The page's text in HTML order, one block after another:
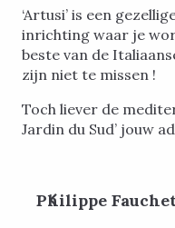
‘Artusi’ is een
inrichting waar je
beste van de
zijn niet te missen !
Toch liever de
Jardin du Sud’ jouw
Philippe